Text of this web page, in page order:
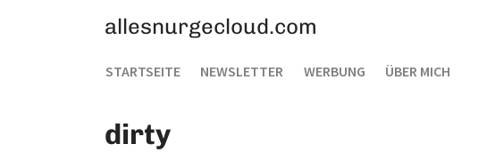
allesnurgecloud.com
STARTSEITE NEWSLETTER WERBUNG ÜBER MICH
dirty